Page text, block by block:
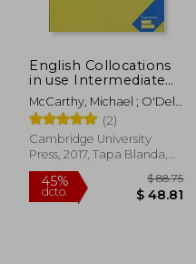
dcto. $ 40.57
English Collocations
in use Intermediate
Book With Answers
Second Edition
(Vocabulary in Use)
(en Inglés)
McCarthy, Michael ; O'Dell,
Felicity
(2)
Cambridge University
Press, 2017, Tapa Blanda,
Nuevo